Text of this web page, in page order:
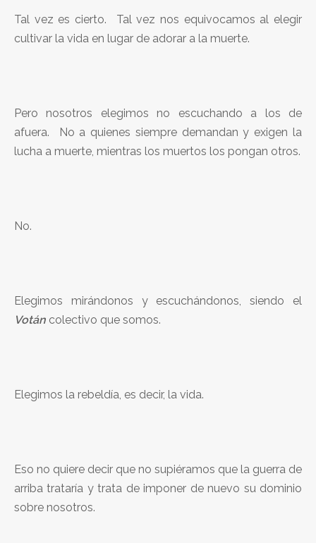
Tal vez es cierto. Tal vez nos equivocamos al elegir
cultivar la vida en lugar de adorar a la muerte.
Pero nosotros elegimos no escuchando a los de
afuera. No a quienes siempre demandan y exigen la
lucha a muerte, mientras los muertos los pongan otros.
No.
Elegimos mirándonos y escuchándonos, siendo el
Votán colectivo que somos.
Elegimos la rebeldía, es decir, la vida.
Eso no quiere decir que no supiéramos que la guerra de
arriba trataría y trata de imponer de nuevo su dominio
sobre nosotros.